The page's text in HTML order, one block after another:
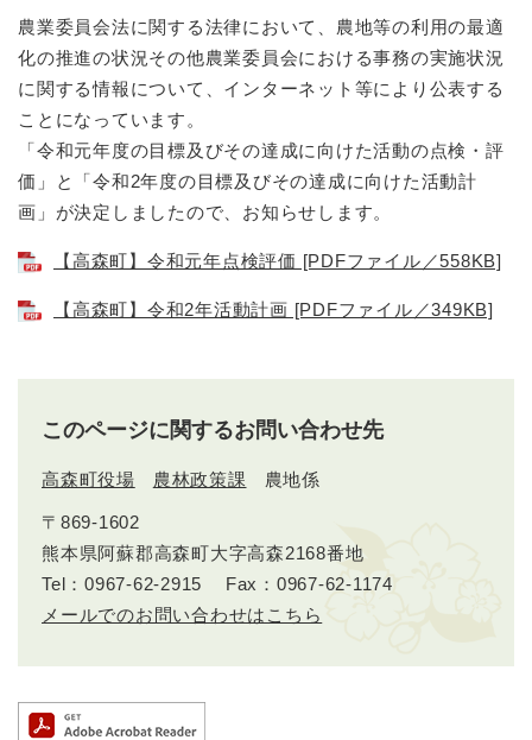
農業委員会法に関する法律において、農地等の利用の最適
化の推進の状況その他農業委員会における事務の実施状況
に関する情報について、インターネット等により公表する
ことになっています。
「令和元年度の目標及びその達成に向けた活動の点検・評
価」と「令和2年度の目標及びその達成に向けた活動計
画」が決定しましたので、お知らせします。
【高森町】令和元年点検評価 [PDFファイル／558KB]
【高森町】令和2年活動計画 [PDFファイル／349KB]
このページに関するお問い合わせ先
高森町役場 農林政策課 農地係
〒869-1602
熊本県阿蘇郡高森町大字高森2168番地
Tel：0967-62-2915
Fax：0967-62-1174
メールでのお問い合わせはこちら